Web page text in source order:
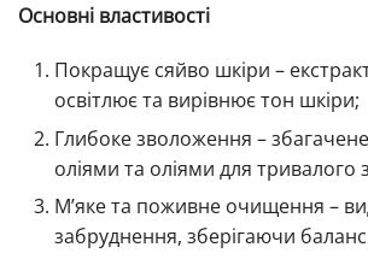
Основні властивості
Покращує сяйво шкіри –
освітлює та вирівнює тон шкіри;
Глибоке зволоження –
оліями та оліями для тривалого
М’яке та поживне очищення –
забруднення, зберігаючи